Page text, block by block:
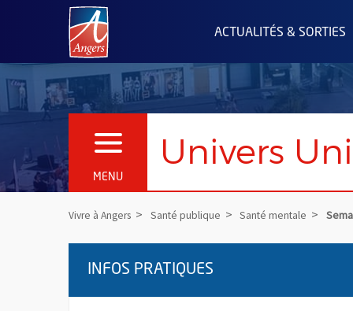
Angers.fr : Retour à l'accueil
ACTUALITÉS & SORTIES
MENU
OUVRIR LE MENU Univers
Vivre à Angers Santé publique Santé mentale
INFOS PRATIQUES